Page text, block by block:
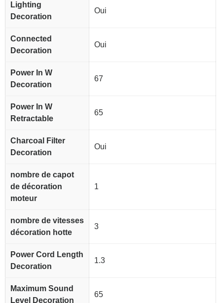
Lighting
Decoration
Oui
Connected
Decoration
Oui
Power In W
Decoration
67
Power In W
Retractable
65
Charcoal Filter
Decoration
Oui
nombre de capot
de décoration
moteur
1
nombre de vitesses
décoration hotte
3
Power Cord Length
Decoration
1.3
Maximum Sound
Level Decoration
65